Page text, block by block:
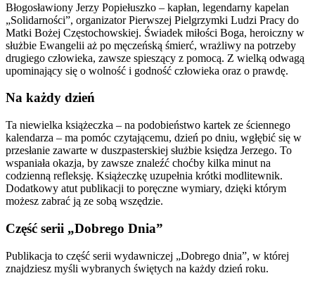
Błogosławiony Jerzy Popiełuszko – kapłan, legendarny kapelan
„Solidarności”, organizator Pierwszej Pielgrzymki Ludzi Pracy do
Matki Bożej Częstochowskiej. Świadek miłości Boga, heroiczny w
służbie Ewangelii aż po męczeńską śmierć, wrażliwy na potrzeby
drugiego człowieka, zawsze spieszący z pomocą. Z wielką odwagą
upominający się o wolność i godność człowieka oraz o prawdę.
Na każdy dzień
Ta niewielka książeczka – na podobieństwo kartek ze ściennego
kalendarza – ma pomóc czytającemu, dzień po dniu, wgłębić się w
przesłanie zawarte w duszpasterskiej służbie księdza Jerzego. To
wspaniała okazja, by zawsze znaleźć choćby kilka minut na
codzienną refleksję. Książeczkę uzupełnia krótki modlitewnik.
Dodatkowy atut publikacji to poręczne wymiary, dzięki którym
możesz zabrać ją ze sobą wszędzie.
Część serii „Dobrego Dnia”
Publikacja to część serii wydawniczej „Dobrego dnia”, w której
znajdziesz myśli wybranych świętych na każdy dzień roku.